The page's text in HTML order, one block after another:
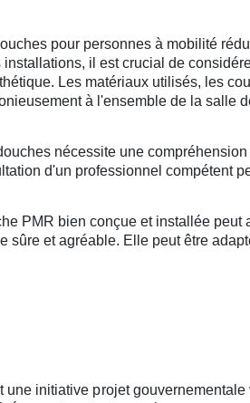
pour personnes à mobilité
il est crucial de
Les matériaux utilisés, les
à l'ensemble de la salle
nécessite une
d'un professionnel compétent
PMR bien conçue et installée
sûre et agréable. Elle peut être
une initiative projet